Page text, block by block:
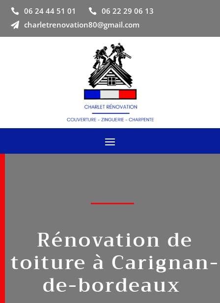
 06 24 44 51 01  06 22 29 06 13
 charletrenovation80@gmail.com
Rénovation de
toiture à Carignan-
de-bordeaux